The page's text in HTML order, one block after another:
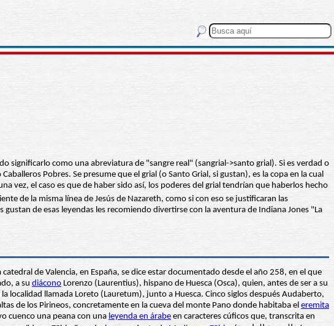
significarlo como una abreviatura de "sangre real" (sangrial->santo grial). Si es verdad o
Pobres. Se presume que el grial (o Santo Grial, si gustan), es la copa en la cual
vez, el caso es que de haber sido así, los poderes del grial tendrían que haberlos hecho
de la misma línea de Jesús de Nazareth, como si con eso se justificaran las
de esas leyendas les recomiendo divertirse con la aventura de Indiana Jones "La
de Valencia, en España, se dice estar documentado desde el año 258, en el que
a su diácono Lorenzo (Laurentius), hispano de Huesca (Osca), quien, antes de ser a su
localidad llamada Loreto (Lauretum), junto a Huesca. Cinco siglos después Audaberto,
de los Pirineos, concretamente en la cueva del monte Pano donde habitaba el eremita
cuenco una peana con una leyenda en árabe en caracteres cúficos que, transcrita en